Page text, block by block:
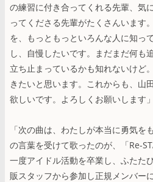
の練習に付き合ってくれる先輩、気
ってくださる先輩がたくさんいます
を、もっともっといろんな人に知っ
し、自慢したいです。まだまだ何も
立ち止まっているかも知れないけど
きたいと思います。これからも、山
欲しいです。よろしくお願いします」
「次の曲は、わたしが本当に勇気を
の言葉を受けて歌ったのが、「Re-
一度アイドル活動を卒業し、ふたた
販スタッフから参加し正規メンバー